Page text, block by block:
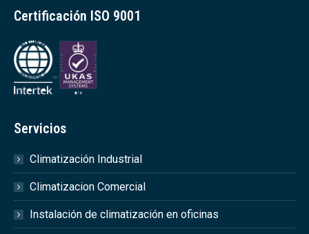
Certificación ISO 9001
Servicios
Climatización Industrial
Climatizacion Comercial
Instalación de climatización en oficinas